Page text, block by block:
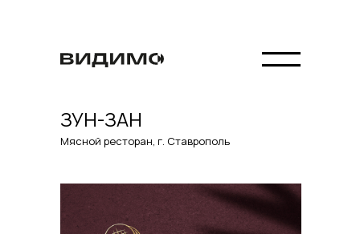
ЗУН-ЗАН
Мясной ресторан, г. Ставрополь